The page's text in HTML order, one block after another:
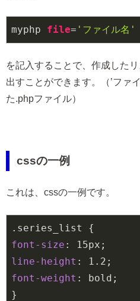
myphp file= 'ファイル名'
を記入することで、作成した
出すことができます。（’ファ
た.phpファイル）
cssの一例
これは、cssの一例です。
.series_list
font-size : 15px
line-height : 1.2
font-weight : bold;